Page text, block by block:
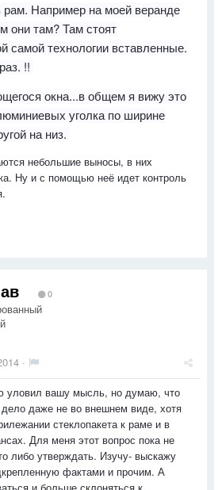
рам. Например на моей веранде
они там? Там стоят
самой технологии вставленные.
!!
окна...в общем я вижу это
уголка по ширине
на низ.
небольшие выносы, в них
Ну и с помощью неё идет контроль
0
·
уловил вашу мысль, но думаю, что
даже не во внешнем виде, хотя
стеклопакета к раме и в
Для меня этот вопрос пока не
либо утверждать. Изучу- выскажу
фактами и прочим. А